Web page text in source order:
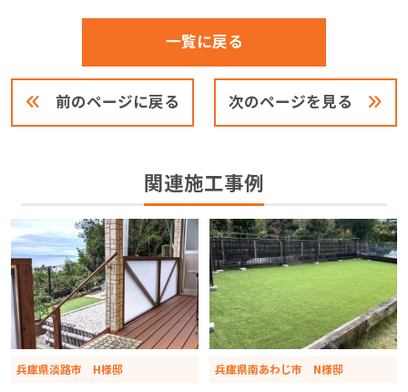
前のページに戻る
一覧に戻る
次のページを見る
関連施工事例
兵庫県淡路市 H様邸 兵庫県南あわじ市 N様邸